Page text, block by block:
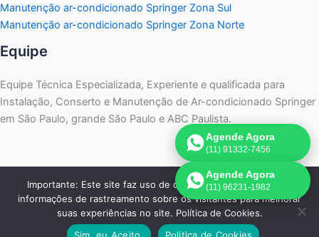
Manutenção ar-condicionado Springer Zona Sul
Manutenção ar-condicionado Springer Zona Norte
Equipe
Equipe Técnica Especializada, Experiente e qualificada para
Instalação, Conserto e Manutenção de Ar-condicionado Springer
em São Paulo, grande São Paulo e ABC Paulista.
Copyright © 2026 Springer Assistência | Agende pelo
WhatsApp:11 91332-7456
Agende Agora
(11) 91332-7456
Agende Agora
(11) 96231-1982
Importante: Este site faz uso de cookies que podem conter
informações de rastreamento sobre os visitantes para melhorar
suas experiências no site. Política de Cookies.
Sim, eu Aceito.
Política de Cookies